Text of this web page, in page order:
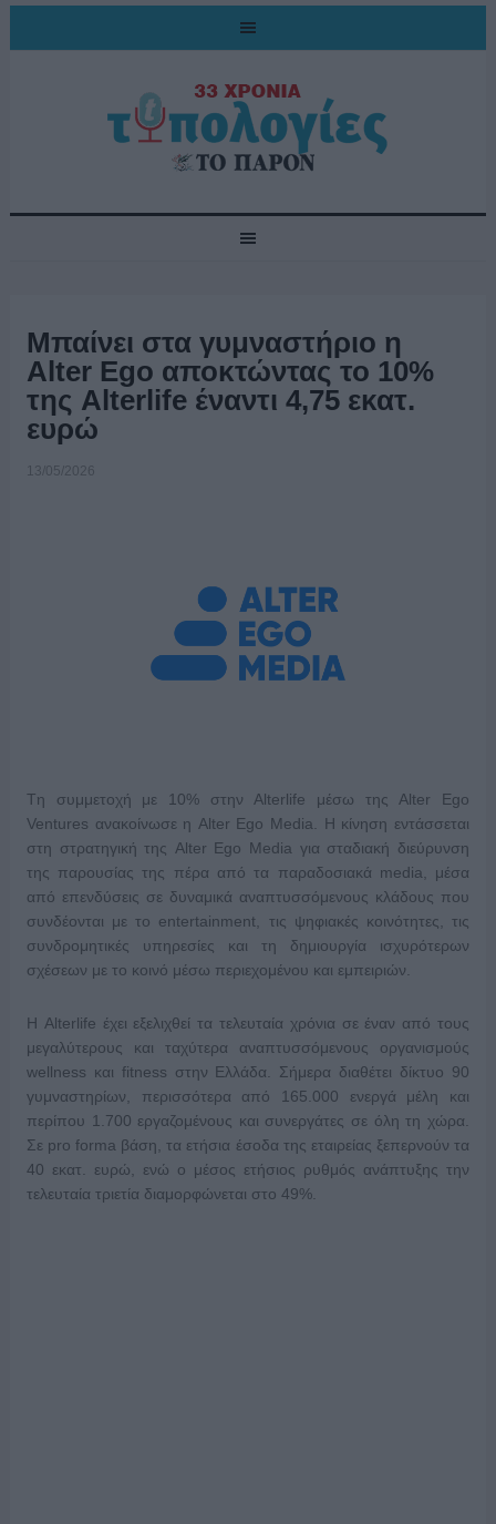
Μπαίνει στα γυμναστήριο η
Alter Ego αποκτώντας το 10%
της Alterlife έναντι 4,75 εκατ.
ευρώ
13/05/2026
Tη συμμετοχή με 10% στην Alterlife μέσω της Alter Ego
Ventures ανακοίνωσε η Alter Ego Media. Η κίνηση εντάσσεται
στη στρατηγική της Alter Ego Media για σταδιακή διεύρυνση
της παρουσίας της πέρα από τα παραδοσιακά media, μέσα
από επενδύσεις σε δυναμικά αναπτυσσόμενους κλάδους που
συνδέονται με το entertainment, τις ψηφιακές κοινότητες, τις
συνδρομητικές υπηρεσίες και τη δημιουργία ισχυρότερων
σχέσεων με το κοινό μέσω περιεχομένου και εμπειριών.
Η Alterlife έχει εξελιχθεί τα τελευταία χρόνια σε έναν από τους
μεγαλύτερους και ταχύτερα αναπτυσσόμενους οργανισμούς
wellness και fitness στην Ελλάδα. Σήμερα διαθέτει δίκτυο 90
γυμναστηρίων, περισσότερα από 165.000 ενεργά μέλη και
περίπου 1.700 εργαζομένους και συνεργάτες σε όλη τη χώρα.
Σε pro forma βάση, τα ετήσια έσοδα της εταιρείας ξεπερνούν τα
40 εκατ. ευρώ, ενώ ο μέσος ετήσιος ρυθμός ανάπτυξης την
τελευταία τριετία διαμορφώνεται στο 49%.